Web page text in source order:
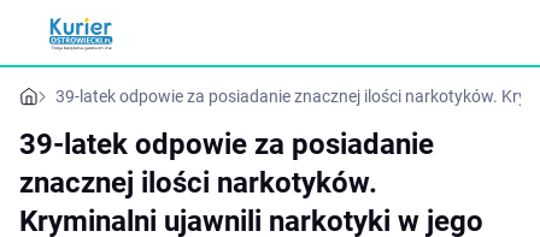
39-latek odpowie za posiadanie znacznej ilości narkotyków.
39-latek odpowie za posiadanie
znacznej ilości narkotyków.
Kryminalni ujawnili narkotyki w jego